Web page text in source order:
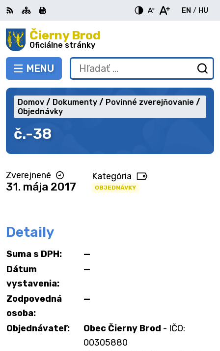
Preskočiť
na
obsah Čierny Brod
Oficiálne stránky
PREPNÚŤ
MENU
RSS MapaTlačiť
EN
English
/ HU
Hľadať:
č.-38
Domov Dokumenty
Povinné zverejňovanie
Objednávky
Zverejnené
31. mája 2017
Kategória
OBJEDNÁVKY
Detaily
Suma s DPH:
—
Dátum
vystavenia:
—
Zodpovedná
osoba:
—
Objednávateľ: Obec Čierny Brod - IČO:
00305880